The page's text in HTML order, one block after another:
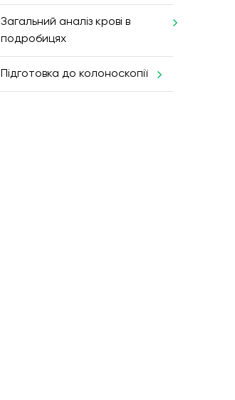
Загальний аналіз крові в
подробицях
Підготовка до колоноскопії